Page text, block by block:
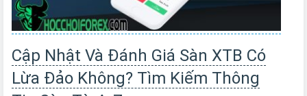
Cập Nhật Và Đánh Giá Sàn XTB Có
Lừa Đảo Không? Tìm Kiếm Thông